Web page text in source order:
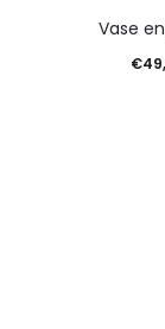
Vase
€